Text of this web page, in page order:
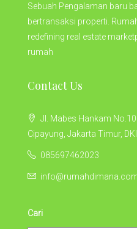
Sebuah Pengalaman baru
bertransaksi properti.
redefining real estate
rumah
Contact Us
Jl. Mabes Hankam
Cipayung, Jakarta Timur,
085697462023
Cari